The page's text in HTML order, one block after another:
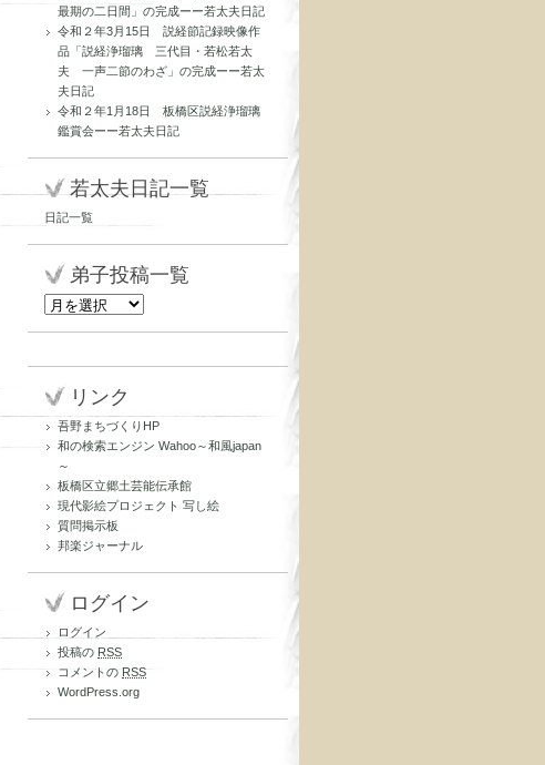
最期の二日間」の完成ーー若太夫日記
令和２年3月15日 説経節記録映像作
品「説経浄瑠璃 三代目・若松若太
夫 一声二節のわざ」の完成ーー若太
夫日記
令和２年1月18日 板橋区説経浄瑠璃
鑑賞会ーー若太夫日記
若太夫日記一覧
日記一覧
弟子投稿一覧
リンク
吾野まちづくりHP
和の検索エンジン Wahoo～和風japan
～
板橋区立郷土芸能伝承館
現代影絵プロジェクト 写し絵
質問掲示板
邦楽ジャーナル
ログイン
ログイン
投稿の RSS
コメントの RSS
WordPress.org